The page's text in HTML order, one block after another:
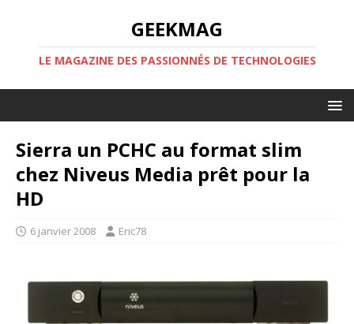
GEEKMAG
LE MAGAZINE DES PASSIONNÉS DE TECHNOLOGIES
Sierra un PCHC au format slim
chez Niveus Media prêt pour la
HD
6 janvier 2008 Eric78